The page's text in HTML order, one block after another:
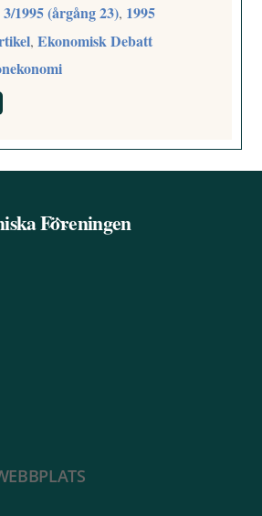
3/1995 (årgång 23), 1995
,Ekonomisk Debatt
Back
Föreningen